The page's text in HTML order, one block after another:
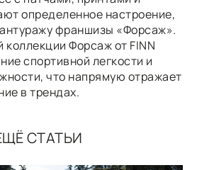
определенное настроение,
франшизы «Форсаж».
коллекции Форсаж от FINN
спортивной легкости и
что напрямую отражает
в трендах.
СТАТЬИ